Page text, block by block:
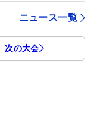
ニュース一覧
次の大会